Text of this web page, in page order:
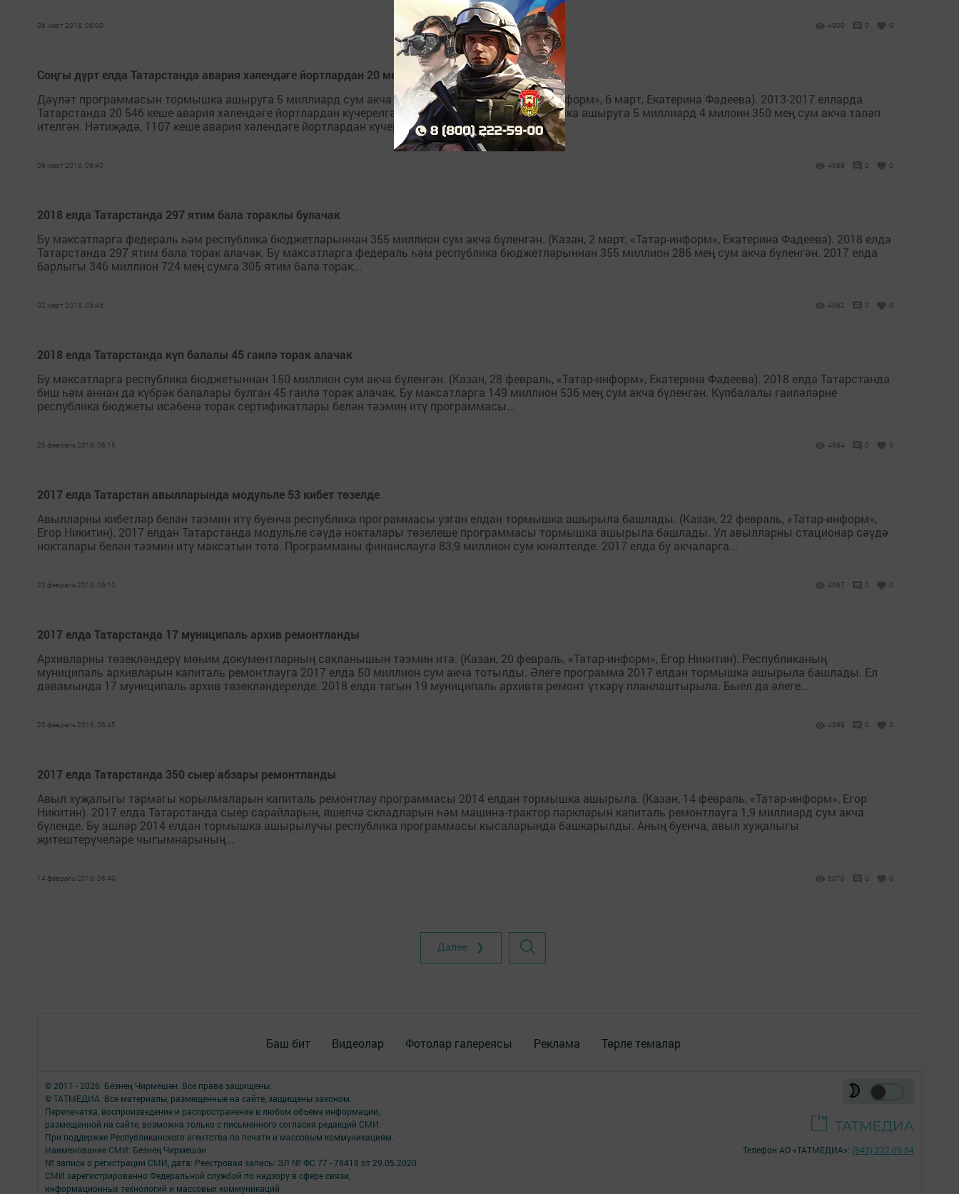
06 март 2018, 08:00 4900 0 0
Соңгы дүрт елда Татарстанда авария хәлендәге йортлардан 20 мең кеше күченде
Дәүләт программасын тормышка ашыруга 5 миллиард сум акча таләп ителде. (Казан, «Татар-информ», 6 март, Екатерина Фадеева). 2013-2017 елларда
Татарстанда 20 546 кеше авария хәлендәге йортлардан күчерелгән. Әлеге программаны тормышка ашыруга 5 миллиард 4 милоин 350 мең сум акча таләп
ителгән. Нәтиҗәдә, 1107 кеше авария хәлендәге йортлардан күчерелгән. 2017 елда 290...
06 март 2018, 06:40 4988 0 0
2018 елда Татарстанда 297 ятим бала тораклы булачак
Бу максатларга федераль һәм республика бюджетларыннан 355 миллион сум акча бүленгән. (Казан, 2 март, «Татар-информ», Екатерина Фадеева). 2018 елда
Татарстанда 297 ятим бала торак алачак. Бу максатларга федераль һәм республика бюджетларыннан 355 миллион 286 мең сум акча бүленгән. 2017 елда
барлыгы 346 миллион 724 мең сумга 305 ятим бала торак...
02 март 2018, 05:45 4962 0 0
2018 елда Татарстанда күп балалы 45 гаилә торак алачак
​ Бу максатларга республика бюджетыннан 150 миллион сум акча бүленгән. (Казан, 28 февраль, «Татар-информ», Екатерина Фадеева). 2018 елда Татарстанда
биш һәм аннан да күбрәк балалары булган 45 гаилә торак алачак. Бу максатларга 149 миллион 536 мең сум акча бүленгән. Күпбалалы гаиләләрне
республика бюджеты исәбенә торак сертификатлары белән тәэмин итү программасы...
28 февраль 2018, 06:15 4984 0 0
2017 елда Татарстан авылларында модульле 53 кибет төзелде
Авылларны кибетләр белән тәэмин итү буенча республика программасы узган елдан тормышка ашырыла башлады. (Казан, 22 февраль, «Татар-информ»,
Егор Никитин). 2017 елдан Татарстанда модульле сәүдә нокталары төзелеше программасы тормышка ашырыла башлады. Ул авылларны стационар сәүдә
нокталары белән тәэмин итү максатын тота. Программаны финанслауга 83,9 миллион сум юнәлтелде. 2017 елда бу акчаларга...
22 февраль 2018, 06:10 4967 0 0
2017 елда Татарстанда 17 муниципаль архив ремонтланды
Архивларны төзекләндерү мөһим документларның сакланышын тәэмин итә. (Казан, 20 февраль, «Татар-информ», Егор Никитин). Республиканың
муниципаль архивларын капиталь ремонтлауга 2017 елда 50 миллион сум акча тотылды. Әлеге программа 2017 елдан тормышка ашырыла башлады. Ел
дәвамында 17 муниципаль архив төзекләндерелде. 2018 елда тагын 19 муниципаль архивта ремонт үткәрү планлаштырыла. Быел да әлеге...
20 февраль 2018, 06:45 4899 0 0
2017 елда Татарстанда 350 сыер абзары ремонтланды
Авыл хуҗалыгы тармагы корылмаларын капиталь ремонтлау программасы 2014 елдан тормышка ашырыла. (Казан, 14 февраль, «Татар-информ», Егор
Никитин). 2017 елда Татарстанда сыер сарайларын, яшелчә складларын һәм машина-трактор паркларын капиталь ремонтлауга 1,9 миллиард сум акча
бүленде. Бу эшләр 2014 елдан тормышка ашырылучы республика программасы кысаларында башкарылды. Аның буенча, авыл хуҗалыгы
җитештерүчеләре чыгымнарының...
14 февраль 2018, 06:40 5070 0 0
Далее ❯
Баш бит Видеолар Фотолар галереясы Реклама Төрле темалар
© 2011 - 2026. Безнең Чирмешән. Все права защищены.
© ТАТМЕДИА. Все материалы, размещенные на сайте, защищены законом.
Перепечатка, воспроизведение и распространение в любом объеме информации,
размещенной на сайте, возможна только с письменного согласия редакций СМИ.
При поддержке Республиканского агентства по печати и массовым коммуникациям.
Наименование СМИ: Безнең Чирмешән
№ записи о регистрации СМИ, дата: Реестровая запись: ЭЛ № ФС 77 - 78418 от 29.05.2020
СМИ зарегистрированно Федеральной службой по надзору в сфере связи,
информационных технологий и массовых коммуникаций
Телефон АО «ТАТМЕДИА»: (843) 222 09 84